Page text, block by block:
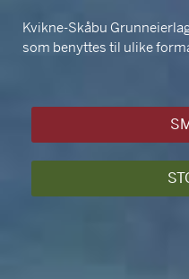
Kvikne-Skåbu
som benyttes til ulike